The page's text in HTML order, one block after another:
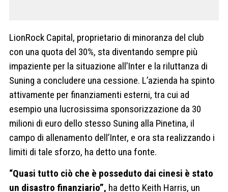
LionRock Capital, proprietario di minoranza del club
con una quota del 30%, sta diventando sempre più
impaziente per la situazione all’Inter e la riluttanza di
Suning a concludere una cessione. L’azienda ha spinto
attivamente per finanziamenti esterni, tra cui ad
esempio una lucrosissima sponsorizzazione da 30
milioni di euro dello stesso Suning alla Pinetina, il
campo di allenamento dell’Inter, e ora sta realizzando i
limiti di tale sforzo, ha detto una fonte.
“Quasi tutto ciò che è posseduto dai cinesi è stato
un disastro finanziario”, ha detto Keith Harris, un